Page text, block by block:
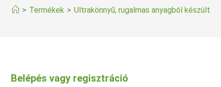
> Termékek > Ultrakönnyű, rugalmas anyagból készült
Belépés vagy regisztráció